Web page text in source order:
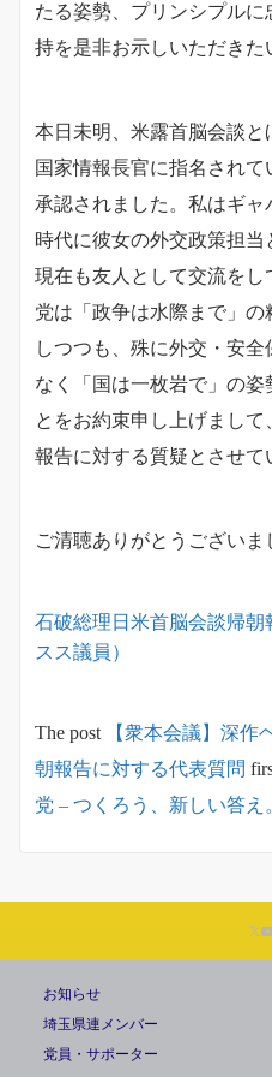
たる姿勢、プリンシプル
持を是非お示しいただきた
本日未明、米露首脳会談と
国家情報長官に指名され
承認されました。私はギ
時代に彼女の外交政策担当
現在も友人として交流を
党は「政争は水際まで」
しつつも、殊に外交・安
なく「国は一枚岩で」の姿
とをお約束申し上げまし
報告に対する質疑とさせて
ご清聴ありがとうございま
石破総理日米首脳会談帰
スス議員）
The post
【衆本会議】深作
朝報告に対する代表質問
党 – つくろう、新しい答え
お知らせ
埼玉県連メンバー
党員・サポーター